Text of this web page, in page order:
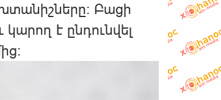
Բացի
է ընդունվել